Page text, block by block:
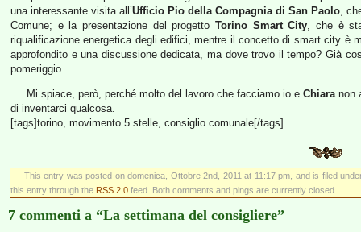
una interessante visita all’Ufficio Pio della Compagnia di San Paolo,
Comune; e la presentazione del progetto Torino Smart City, che è
riqualificazione energetica degli edifici, mentre il concetto di smart city è
approfondito e una discussione dedicata, ma dove trovo il tempo? Già
pomeriggio…
Mi spiace, però, perché molto del lavoro che facciamo io e Chiaranon
di inventarci qualcosa.
[tags]torino, movimento 5 stelle, consiglio comunale[/tags]
This entry was posted on domenica, Ottobre 2nd, 2011 at 11:17 pm, and is filed
this entry through the RSS 2.0 feed. Both comments and pings are currently closed.
7 commenti a “La settimana del consigliere”